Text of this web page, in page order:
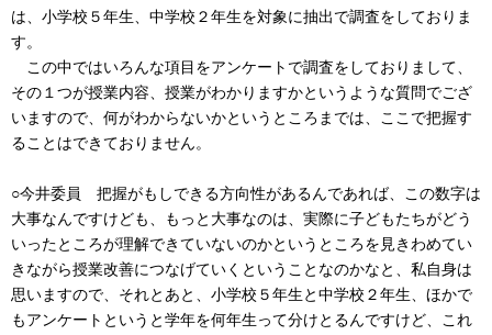
は、小学校５年生、中学校２年生を対象に抽出で調査をしておりま
す。
この中ではいろんな項目をアンケートで調査をしておりまして、
その１つが授業内容、授業がわかりますかというような質問でござ
いますので、何がわからないかというところまでは、ここで把握す
ることはできておりません。
○今井委員 把握がもしできる方向性があるんであれば、この数字は
大事なんですけども、もっと大事なのは、実際に子どもたちがどう
いったところが理解できていないのかというところを見きわめてい
きながら授業改善につなげていくということなのかなと、私自身は
思いますので、それとあと、小学校５年生と中学校２年生、ほかで
もアンケートというと学年を何年生って分けとるんですけど、これ